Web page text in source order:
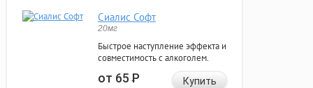
Сиалис Софт
20мг
Быстрое наступление эффекта и
совместимость с алкоголем.
от 65Р Купить